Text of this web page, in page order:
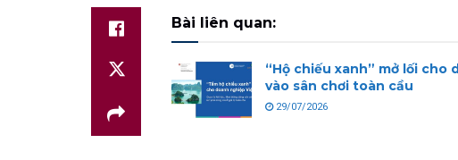
Bài liên quan:
“Hộ chiếu xanh” mở lối cho
vào sân chơi toàn cầu
29/07/2026